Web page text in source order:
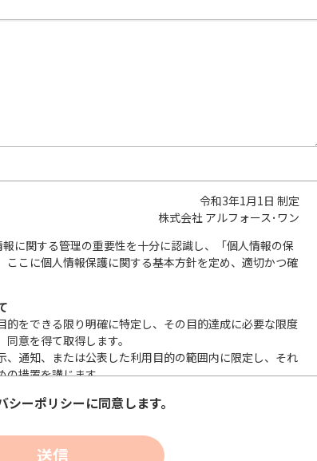
令和3年1月1日 制定
株式会社 アルフォース･ワン
に関する管理の重要性を十分に認識し、「個人情報の保
こに個人情報保護に関する基本方針を定め、適切かつ確
的をできる限り明確に特定し、その目的達成に必要な限度
意を得て取得します。
、通知、または公表した利用目的の範囲内に限定し、それ
の措置を講じます。
扱いを委託する際は、本人が同意を与えた利用目的の範囲
性を確保するため、情報セキュリティ対策を始めとする安
シーポリシーに同意します。
送信